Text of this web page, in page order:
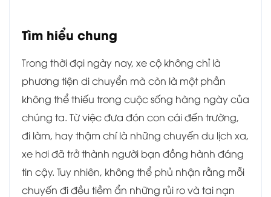
Tìm hiểu chung
Trong thời đại ngày nay, xe cộ không chỉ là
phương tiện di chuyển mà còn là một phần
không thể thiếu trong cuộc sống hàng ngày của
chúng ta. Từ việc đưa đón con cái đến trường,
đi làm, hay thậm chí là những chuyến du lịch xa,
xe hơi đã trở thành người bạn đồng hành đáng
tin cậy. Tuy nhiên, không thể phủ nhận rằng mỗi
chuyến đi đều tiềm ẩn những rủi ro và tai nạn